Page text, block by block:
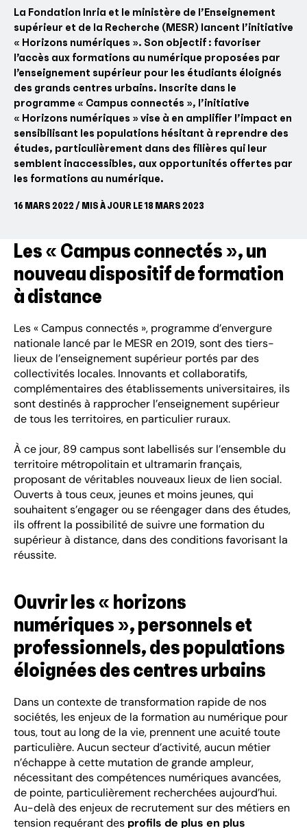
La Fondation Inria et le ministère de l’Enseignement
supérieur et de la Recherche (MESR) lancent l’initiative
« Horizons numériques ». Son objectif : favoriser
l’accès aux formations au numérique proposées par
l’enseignement supérieur pour les étudiants éloignés
des grands centres urbains. Inscrite dans le
programme « Campus connectés », l’initiative
« Horizons numériques » vise à en amplifier l’impact en
sensibilisant les populations hésitant à reprendre des
études, particulièrement dans des filières qui leur
semblent inaccessibles, aux opportunités offertes par
les formations au numérique.
16 MARS 2022 / MIS À JOUR LE 18 MARS 2023
Les « Campus connectés », un
nouveau dispositif de formation
à distance
Les « Campus connectés », programme d’envergure
nationale lancé par le MESR en 2019, sont des tiers-
lieux de l’enseignement supérieur portés par des
collectivités locales. Innovants et collaboratifs,
complémentaires des établissements universitaires, ils
sont destinés à rapprocher l’enseignement supérieur
de tous les territoires, en particulier ruraux.
À ce jour, 89 campus sont labellisés sur l’ensemble du
territoire métropolitain et ultramarin français,
proposant de véritables nouveaux lieux de lien social.
Ouverts à tous ceux, jeunes et moins jeunes, qui
souhaitent s’engager ou se réengager dans des études,
ils offrent la possibilité de suivre une formation du
supérieur à distance, dans des conditions favorisant la
réussite.
Ouvrir les « horizons
numériques », personnels et
professionnels, des populations
éloignées des centres urbains
Dans un contexte de transformation rapide de nos
sociétés, les enjeux de la formation au numérique pour
tous, tout au long de la vie, prennent une acuité toute
particulière. Aucun secteur d’activité, aucun métier
n’échappe à cette mutation de grande ampleur,
nécessitant des compétences numériques avancées,
de pointe, particulièrement recherchées aujourd’hui.
Au-delà des enjeux de recrutement sur des métiers en
tension requérant des profils de plus en plus